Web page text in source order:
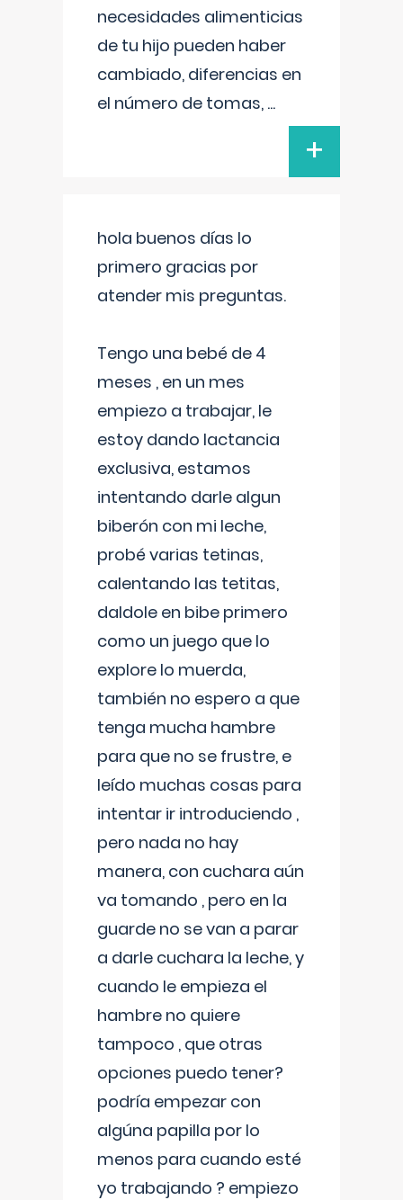
necesidades alimenticias
de tu hijo pueden haber
cambiado, diferencias en
el número de tomas, ...
+
hola buenos días lo
primero gracias por
atender mis preguntas.
Tengo una bebé de 4
meses , en un mes
empiezo a trabajar, le
estoy dando lactancia
exclusiva, estamos
intentando darle algun
biberón con mi leche,
probé varias tetinas,
calentando las tetitas,
daldole en bibe primero
como un juego que lo
explore lo muerda,
también no espero a que
tenga mucha hambre
para que no se frustre, e
leído muchas cosas para
intentar ir introduciendo ,
pero nada no hay
manera, con cuchara aún
va tomando , pero en la
guarde no se van a parar
a darle cuchara la leche, y
cuando le empieza el
hambre no quiere
tampoco , que otras
opciones puedo tener?
podría empezar con
algúna papilla por lo
menos para cuando esté
yo trabajando ? empiezo